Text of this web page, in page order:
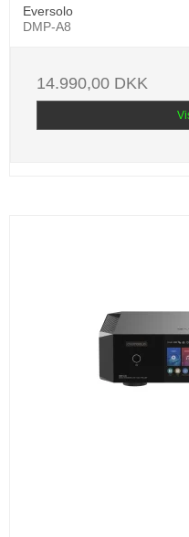
Eversolo
DMP-A8
14.990,00 DKK